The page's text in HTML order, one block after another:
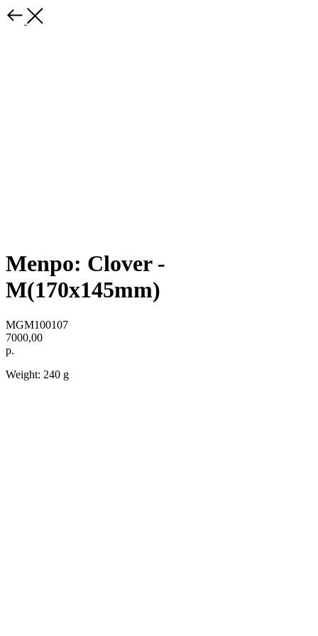
Menpo: Clover -
M(170x145mm)
MGM100107
7000,00
р.
Weight: 240 g